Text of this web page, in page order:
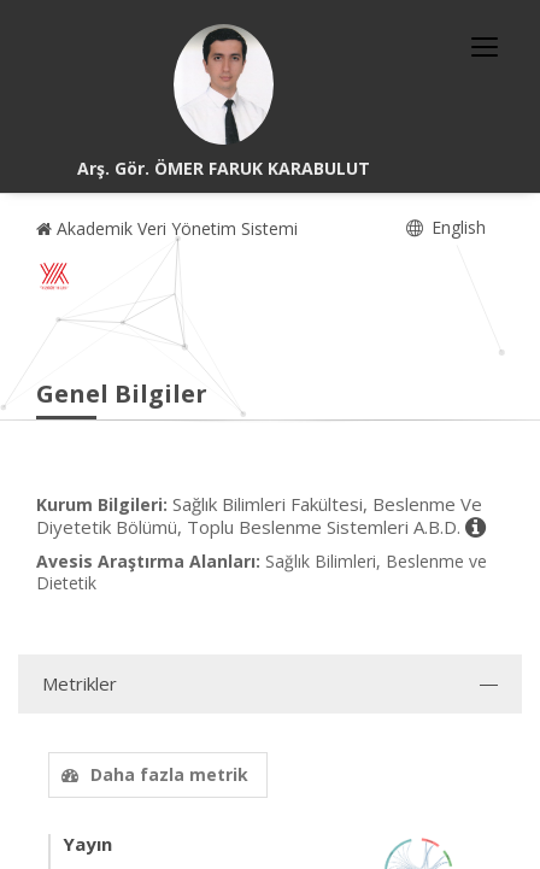
Arş. Gör. ÖMER FARUK KARABULUT
Akademik Veri Yönetim Sistemi English
Genel Bilgiler
Kurum Bilgileri: Sağlık Bilimleri Fakültesi, Beslenme Ve
Diyetetik Bölümü, Toplu Beslenme Sistemleri A.B.D.
Avesis Araştırma Alanları: Sağlık Bilimleri, Beslenme ve
Dietetik
Metrikler
Daha fazla metrik
Yayın